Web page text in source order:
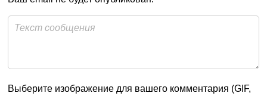
Выберите изображение для вашего комментария (GIF,